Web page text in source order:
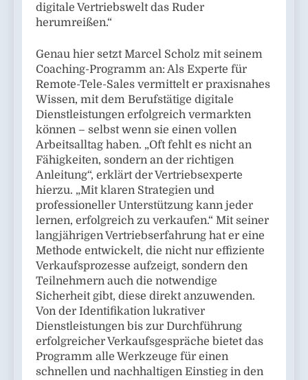
digitale Vertriebswelt das Ruder
herumreißen.“
Genau hier setzt Marcel Scholz mit seinem
Coaching-Programm an: Als Experte für
Remote-Tele-Sales vermittelt er praxisnahes
Wissen, mit dem Berufstätige digitale
Dienstleistungen erfolgreich vermarkten
können – selbst wenn sie einen vollen
Arbeitsalltag haben. „Oft fehlt es nicht an
Fähigkeiten, sondern an der richtigen
Anleitung“, erklärt der Vertriebsexperte
hierzu. „Mit klaren Strategien und
professioneller Unterstützung kann jeder
lernen, erfolgreich zu verkaufen.“ Mit seiner
langjährigen Vertriebserfahrung hat er eine
Methode entwickelt, die nicht nur effiziente
Verkaufsprozesse aufzeigt, sondern den
Teilnehmern auch die notwendige
Sicherheit gibt, diese direkt anzuwenden.
Von der Identifikation lukrativer
Dienstleistungen bis zur Durchführung
erfolgreicher Verkaufsgespräche bietet das
Programm alle Werkzeuge für einen
schnellen und nachhaltigen Einstieg in den